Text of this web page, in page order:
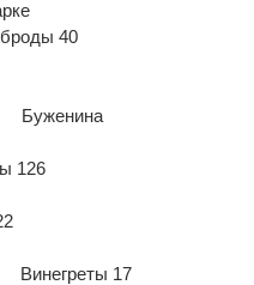
40
Буженина
126
Винегреты 17